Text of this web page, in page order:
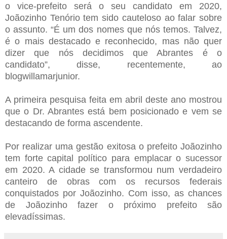
o vice-prefeito será o seu candidato em 2020,
Joãozinho Tenório tem sido cauteloso ao falar sobre
o assunto. “É um dos nomes que nós temos. Talvez,
é o mais destacado e reconhecido, mas não quer
dizer que nós decidimos que Abrantes é o
candidato”, disse, recentemente, ao
blogwillamarjunior.
A primeira pesquisa feita em abril deste ano mostrou
que o Dr. Abrantes está bem posicionado e vem se
destacando de forma ascendente.
Por realizar uma gestão exitosa o prefeito Joãozinho
tem forte capital político para emplacar o sucessor
em 2020. A cidade se transformou num verdadeiro
canteiro de obras com os recursos federais
conquistados por Joãozinho. Com isso, as chances
de Joãozinho fazer o próximo prefeito são
elevadíssimas.